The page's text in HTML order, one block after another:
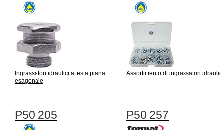
Ingrassatori idraulici a testa piana
esagonale
Assortimento di ingrassatori
P50 205 P50 257